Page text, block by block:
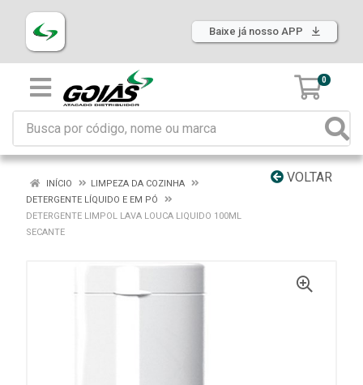
Baixe já nosso APP
0
VOLTAR
INÍCIO
LIMPEZA DA COZINHA
DETERGENTE LÍQUIDO E EM PÓ
DETERGENTE LIMPOL LAVA LOUCA LIQUIDO 100ML
SECANTE